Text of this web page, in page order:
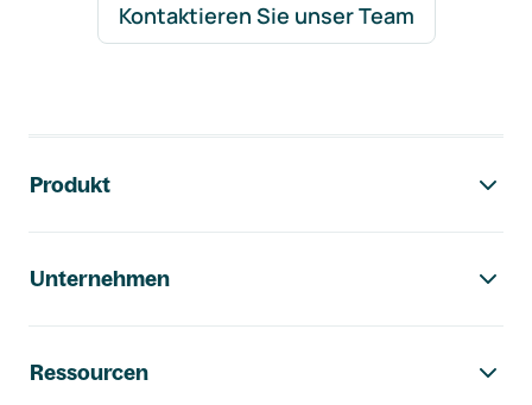
Kontaktieren Sie unser Team
Produkt
Unternehmen
Ressourcen